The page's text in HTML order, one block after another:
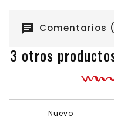
chat Comentarios
3 otros
Nuevo